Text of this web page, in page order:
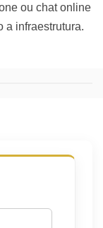
ou chat online
a infraestrutura.